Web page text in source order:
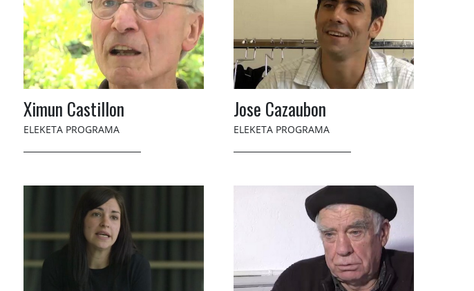
Ximun Castillon
ELEKETA PROGRAMA
Jose Cazaubon
ELEKETA PROGRAMA